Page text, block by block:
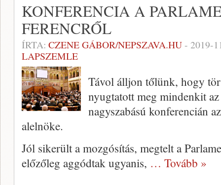
KONFERENCIA A
FERENCRŐL
ÍRTA: CZENE GÁBOR/NEPSZAVA.HU- 2019-
LAPSZEMLE
Távol álljon tőlünk, hogy
nyugtatott meg mindenkit
nagyszabású konferencián
alelnöke.
Jól sikerült a mozgósítás, megtelt a
előzőleg aggódtak ugyanis, … Tovább »